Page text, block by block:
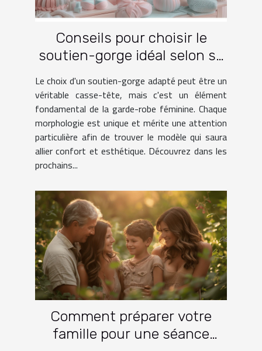
Conseils pour choisir le
soutien-gorge idéal selon sa
Le choix d'un soutien-gorge adapté peut être un
véritable casse-tête, mais c'est un élément
fondamental de la garde-robe féminine. Chaque
morphologie est unique et mérite une attention
particulière afin de trouver le modèle qui saura
allier confort et esthétique. Découvrez dans les
prochains...
Comment préparer votre
famille pour une séance